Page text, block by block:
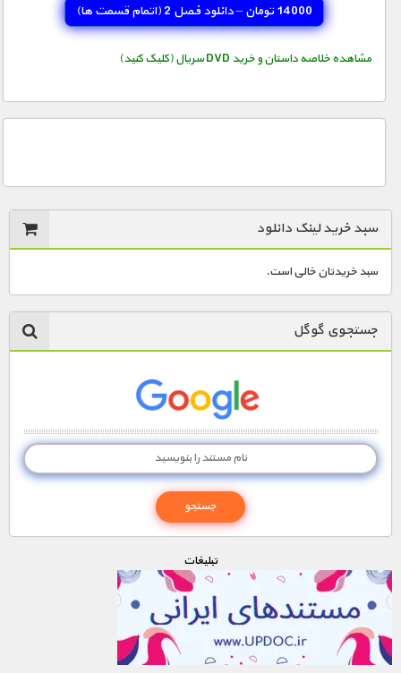
شناخت کودکان
ماورایی
مسابقات / ورزشی
مستند های اختصاصی
14000 تومان – دانلود فصل 2 (اتمام قسمت ها)
مشاهده خلاصه داستان و خرید DVD سریال (کلیک کنید)
سبد خرید لینک دانلود
سبد خریدتان خالی است.
جستجوی گوگل
تبليغات